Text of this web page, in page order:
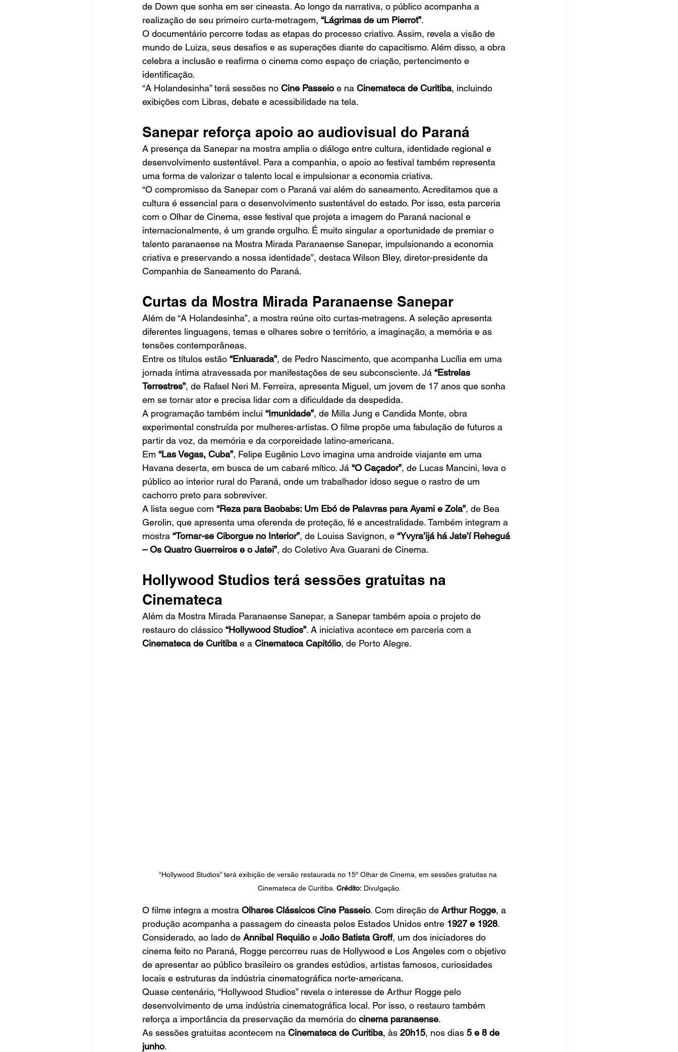
de Down que sonha em ser cineasta. Ao longo da narrativa, o público acompanha a
realização de seu primeiro curta-metragem, “Lágrimas de um Pierrot”.
O documentário percorre todas as etapas do processo criativo. Assim, revela a visão de
mundo de Luiza, seus desafios e as superações diante do capacitismo. Além disso, a obra
celebra a inclusão e reafirma o cinema como espaço de criação, pertencimento e
identificação.
“A Holandesinha” terá sessões no Cine Passeio e na Cinemateca de Curitiba, incluindo
exibições com Libras, debate e acessibilidade na tela.
Sanepar reforça apoio ao audiovisual do Paraná
A presença da Sanepar na mostra amplia o diálogo entre cultura, identidade regional e
desenvolvimento sustentável. Para a companhia, o apoio ao festival também representa
uma forma de valorizar o talento local e impulsionar a economia criativa.
“O compromisso da Sanepar com o Paraná vai além do saneamento. Acreditamos que a
cultura é essencial para o desenvolvimento sustentável do estado. Por isso, esta parceria
com o Olhar de Cinema, esse festival que projeta a imagem do Paraná nacional e
internacionalmente, é um grande orgulho. É muito singular a oportunidade de premiar o
talento paranaense na Mostra Mirada Paranaense Sanepar, impulsionando a economia
criativa e preservando a nossa identidade”, destaca Wilson Bley, diretor-presidente da
Companhia de Saneamento do Paraná.
Curtas da Mostra Mirada Paranaense Sanepar
Além de “A Holandesinha”, a mostra reúne oito curtas-metragens. A seleção apresenta
diferentes linguagens, temas e olhares sobre o território, a imaginação, a memória e as
tensões contemporâneas.
Entre os títulos estão “Enluarada”, de Pedro Nascimento, que acompanha Lucília em uma
jornada íntima atravessada por manifestações de seu subconsciente. Já “Estrelas
Terrestres”, de Rafael Neri M. Ferreira, apresenta Miguel, um jovem de 17 anos que sonha
em se tornar ator e precisa lidar com a dificuldade da despedida.
A programação também inclui “Imunidade”, de Milla Jung e Candida Monte, obra
experimental construída por mulheres-artistas. O filme propõe uma fabulação de futuros a
partir da voz, da memória e da corporeidade latino-americana.
Em “Las Vegas, Cuba”, Felipe Eugênio Lovo imagina uma androide viajante em uma
Havana deserta, em busca de um cabaré mítico. Já “O Caçador”, de Lucas Mancini, leva o
público ao interior rural do Paraná, onde um trabalhador idoso segue o rastro de um
cachorro preto para sobreviver.
A lista segue com “Reza para Baobabs: Um Ebó de Palavras para Ayami e Zola”, de Bea
Gerolin, que apresenta uma oferenda de proteção, fé e ancestralidade. Também integram a
mostra “Tornar-se Ciborgue no Interior”, de Louisa Savignon, e “Yvyra’ijá há Jate’í Reheguá
– Os Quatro Guerreiros e o Jatei”, do Coletivo Ava Guarani de Cinema.
Hollywood Studios terá sessões gratuitas na
Cinemateca
Além da Mostra Mirada Paranaense Sanepar, a Sanepar também apoia o projeto de
restauro do clássico “Hollywood Studios”. A iniciativa acontece em parceria com a
Cinemateca de Curitiba e a Cinemateca Capitólio, de Porto Alegre.
“Hollywood Studios” terá exibição de versão restaurada no 15º Olhar de Cinema, em sessões gratuitas na
Cinemateca de Curitiba. Crédito: Divulgação.
O filme integra a mostra Olhares Clássicos Cine Passeio. Com direção de Arthur Rogge, a
produção acompanha a passagem do cineasta pelos Estados Unidos entre 1927 e 1928.
Considerado, ao lado de Annibal Requião e João Batista Groff, um dos iniciadores do
cinema feito no Paraná, Rogge percorreu ruas de Hollywood e Los Angeles com o objetivo
de apresentar ao público brasileiro os grandes estúdios, artistas famosos, curiosidades
locais e estruturas da indústria cinematográfica norte-americana.
Quase centenário, “Hollywood Studios” revela o interesse de Arthur Rogge pelo
desenvolvimento de uma indústria cinematográfica local. Por isso, o restauro também
reforça a importância da preservação da memória do cinema paranaense.
As sessões gratuitas acontecem na Cinemateca de Curitiba, às 20h15, nos dias 5 e 8 de
junho.